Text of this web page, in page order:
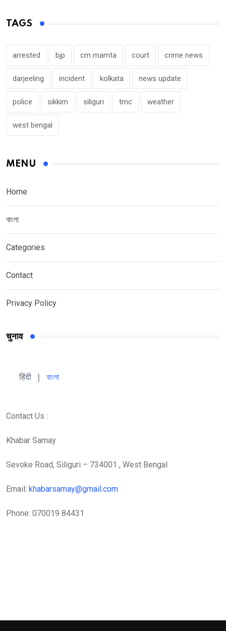
TAGS
arrested bjp cm mamta court crime news
darjeeling incident kolkata news update
police sikkim siliguri tmc weather
west bengal
MENU
Home
বাংলা
Categories
Contact
Privacy Policy
चुनाव
हिंदी | বাংলা
Contact Us :
Khabar Samay
Sevoke Road, Siliguri – 734001 , West Bengal
Email: khabarsamay@gmail.com
Phone: 070019 84431